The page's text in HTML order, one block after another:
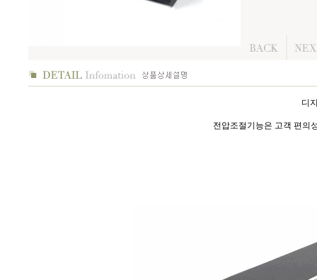
디
전압조절기능은 고객 편의